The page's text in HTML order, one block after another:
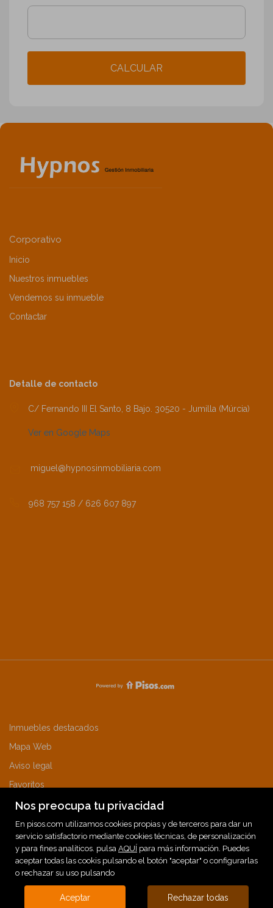
Nos preocupa tu privacidad
En pisos.com utilizamos cookies propias y de terceros para dar un
servicio satisfactorio mediante cookies técnicas, de personalización
y para fines analíticos. pulsa AQUÍ para más información. Puedes
aceptar todas las cookis pulsando el botón "aceptar" o configurarlas
o rechazar su uso pulsando
Aceptar Rechazar todas
CALCULAR
Corporativo
Inicio
Nuestros inmuebles
Vendemos su inmueble
Contactar
Detalle de contacto
C/ Fernando III El Santo, 8 Bajo. 30520 - Jumilla (Múrcia)
Ver en Google Maps
miguel@hypnosinmobiliaria.com
968 757 158 / 626 607 897
Inmuebles destacados
Mapa Web
Aviso legal
Favoritos
Sobre nosotros
Noticias
Política de cookies